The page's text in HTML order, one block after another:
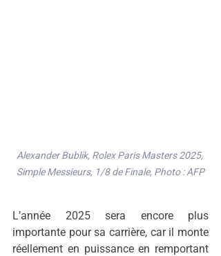
Alexander Bublik, Rolex Paris Masters 2025,
Simple Messieurs, 1/8 de Finale, Photo : AFP
L’année 2025 sera encore plus
importante pour sa carrière, car il monte
réellement en puissance en remportant